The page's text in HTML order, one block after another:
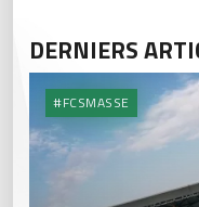
DERNIERS
#FCSMASSE